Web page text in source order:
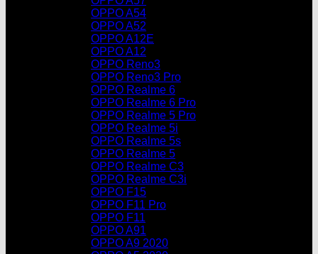
OPPO A54
OPPO A52
OPPO A12E
OPPO A12
OPPO Reno3
OPPO Reno3 Pro
OPPO Realme 6
OPPO Realme 6 Pro
OPPO Realme 5 Pro
OPPO Realme 5i
OPPO Realme 5s
OPPO Realme 5
OPPO Realme C3
OPPO Realme C3i
OPPO F15
OPPO F11 Pro
OPPO F11
OPPO A91
OPPO A9 2020